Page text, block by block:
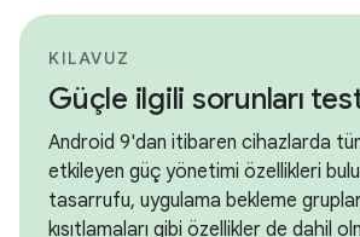
KILAVUZ
Güçle ilgili sorunları
Android 9'dan itibaren cihazlarda
etkileyen güç yönetimi özellikleri
tasarrufu, uygulama bekleme
kısıtlamaları gibi özellikler de dahil